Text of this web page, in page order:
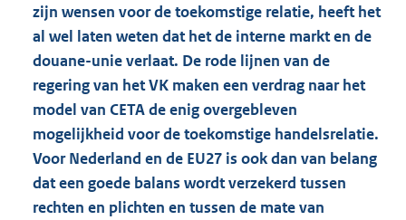
zijn wensen voor de toekomstige relatie, heeft het
al wel laten weten dat het de interne markt en de
douane-unie verlaat. De rode lijnen van de
regering van het VK maken een verdrag naar het
model van CETA de enig overgebleven
mogelijkheid voor de toekomstige handelsrelatie.
Voor Nederland en de EU27 is ook dan van belang
dat een goede balans wordt verzekerd tussen
rechten en plichten en tussen de mate van